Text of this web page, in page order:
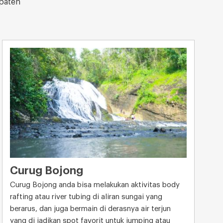
Curug Bojong
Curug Bojong anda bisa melakukan aktivitas body
rafting atau river tubing di aliran sungai yang
berarus, dan juga bermain di derasnya air terjun
yang di jadikan spot favorit untuk jumping atau